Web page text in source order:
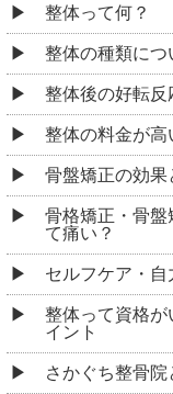
整体って何？
整体の種類につ
整体後の好転反
整体の料金が高
骨盤矯正の効果
骨格矯正・骨盤
て痛い？
セルフケア・
整体って資格が
イント
さかぐち整骨